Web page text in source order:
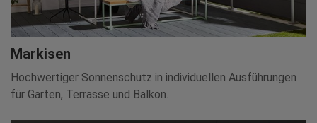
Markisen
Hochwertiger Sonnenschutz in individuellen Ausführungen
für Garten, Terrasse und Balkon.